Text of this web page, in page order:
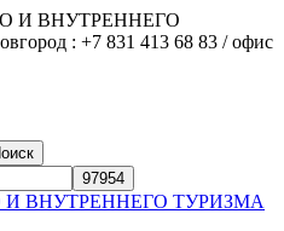
И ВНУТРЕННЕГО
: +7 831 413 68 83 / офис
ВНУТРЕННЕГО ТУРИЗМА